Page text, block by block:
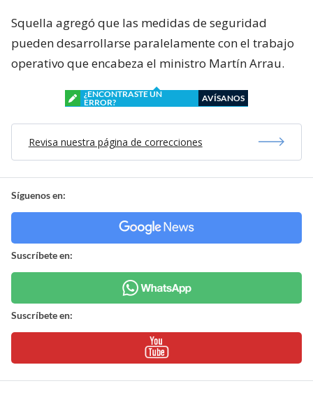
Squella agregó que las medidas de seguridad
pueden desarrollarse paralelamente con el trabajo
operativo que encabeza el ministro Martín Arrau.
¿ENCONTRASTE UN
ERROR?
AVÍSANOS
Revisa nuestra página de correcciones
Síguenos en:
Suscríbete en:
Suscríbete en: